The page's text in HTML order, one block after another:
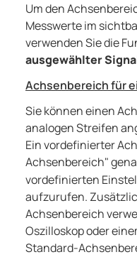
Um den
Messwerte im
verwenden Sie die
ausgewählter
Achsenbereich für
Sie können einen
analogen Streifen
Ein vordefinierter
Achsenbereich"
vordefinierten
aufzurufen.
Achsenbereich
Oszilloskop oder
Standard-